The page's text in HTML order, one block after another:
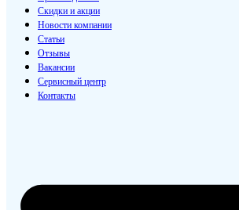
Скидки и акции
Новости компании
Статьи
Отзывы
Вакансии
Сервисный центр
Контакты